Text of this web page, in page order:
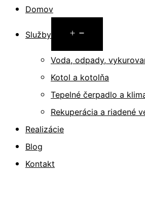
Preskočiť
obsah
Domov
Služby
menu
Voda, odpady,
Kotol a kotolňa
Tepelné čerpadlo a
Rekuperácia a riadené
Realizácie
Blog
Kontakt